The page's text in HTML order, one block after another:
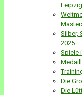
Silber,
2025
Spiele
Die
Die